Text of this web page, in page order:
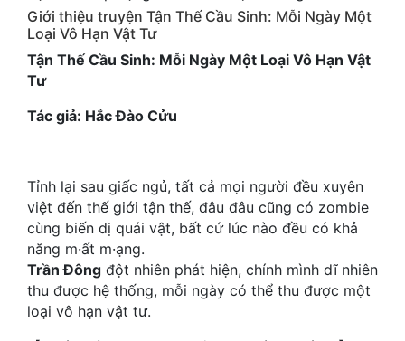
Dị Giới
Dị Năng
Góc Nhìn Nam
Huyền Huyễn
Huyền Nghi
Huyền Ảo
Hài Hước
Giới thiệu truyện Tận Thế Cầu Sinh: Mỗi Ngày Một
Loại Vô Hạn Vật Tư
Tận Thế Cầu Sinh: Mỗi Ngày Một Loại Vô Hạn Vật
Tư
Tác giả: Hắc Đào Cửu
Tỉnh lại sau giấc ngủ, tất cả mọi người đều xuyên
việt đến thế giới tận thế, đâu đâu cũng có zombie
cùng biến dị quái vật, bất cứ lúc nào đều có khả
năng m·ất m·ạng.
Trần Đông đột nhiên phát hiện, chính mình dĩ nhiên
thu được hệ thống, mỗi ngày có thể thu được một
loại vô hạn vật tư.